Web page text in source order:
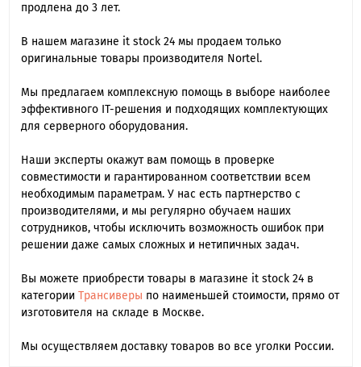
продлена до 3 лет.
В нашем магазине it stock 24 мы продаем только
оригинальные товары производителя Nortel.
Мы предлагаем комплексную помощь в выборе наиболее
эффективного IT-решения и подходящих комплектующих
для серверного оборудования.
Наши эксперты окажут вам помощь в проверке
совместимости и гарантированном соответствии всем
необходимым параметрам. У нас есть партнерство с
производителями, и мы регулярно обучаем наших
сотрудников, чтобы исключить возможность ошибок при
решении даже самых сложных и нетипичных задач.
Вы можете приобрести товары в магазине it stock 24 в
категории Трансиверы по наименьшей стоимости, прямо от
изготовителя на складе в Москве.
Мы осуществляем доставку товаров во все уголки России.